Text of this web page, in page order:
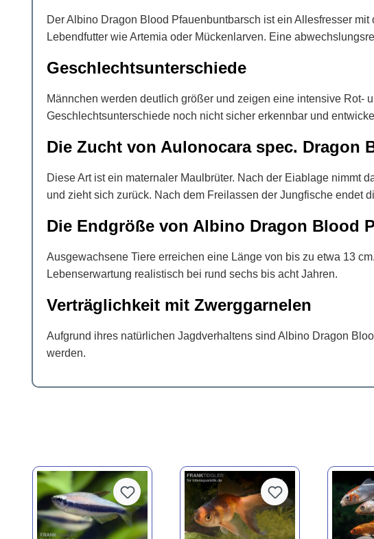
Der Albino Dragon Blood Pfauenbuntbarsch ist ein Allesfresser
Lebendfutter wie Artemia oder Mückenlarven. Eine
Geschlechtsunterschiede
Männchen werden deutlich größer und zeigen eine intensive Rot-
Geschlechtsunterschiede noch nicht sicher erkennbar und
Die Zucht von Aulonocara spec. Dragon
Diese Art ist ein maternaler Maulbrüter. Nach der Eiablage nimmt
und zieht sich zurück. Nach dem Freilassen der Jungfische endet
Die Endgröße von Albino Dragon Blood
Ausgewachsene Tiere erreichen eine Länge von bis zu etwa 13
Lebenserwartung realistisch bei rund sechs bis acht Jahren.
Verträglichkeit mit Zwerggarnelen
Aufgrund ihres natürlichen Jagdverhaltens sind Albino Dragon
werden.